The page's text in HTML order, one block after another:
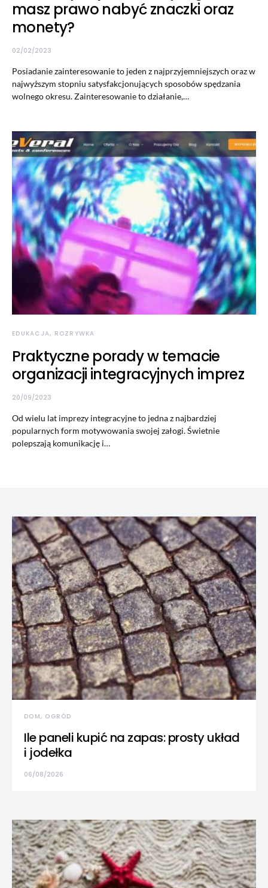
masz prawo nabyć znaczki oraz
monety?
02/02/2023
Posiadanie zainteresowanie to jeden z najprzyjemniejszych oraz w
najwyższym stopniu satysfakcjonujących sposobów spędzania
wolnego okresu. Zainteresowanie to działanie,…
EDUKACJA, ROZRYWKA
Praktyczne porady w temacie
organizacji integracyjnych imprez
20/09/2023
Od wielu lat imprezy integracyjne to jedna z najbardziej
popularnych form motywowania swojej załogi. Świetnie
polepszają komunikację i…
DOM, OGRÓD
Ile paneli kupić na zapas: prosty układ
i jodełka
06/08/2026